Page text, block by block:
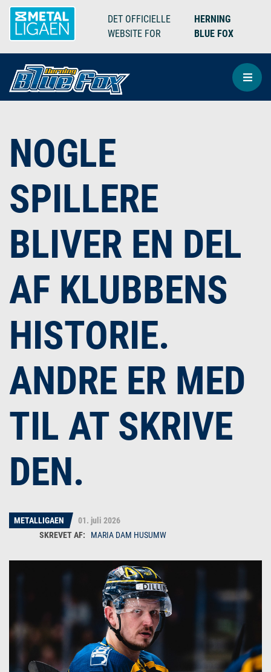
DET OFFICIELLE
WEBSITE FOR
HERNING
BLUE FOX
NOGLE
SPILLERE
BLIVER EN DEL
AF KLUBBENS
HISTORIE.
ANDRE ER MED
TIL AT SKRIVE
DEN.
METALLIGAEN
01. juli 2026
MARIA DAM HUSUMW